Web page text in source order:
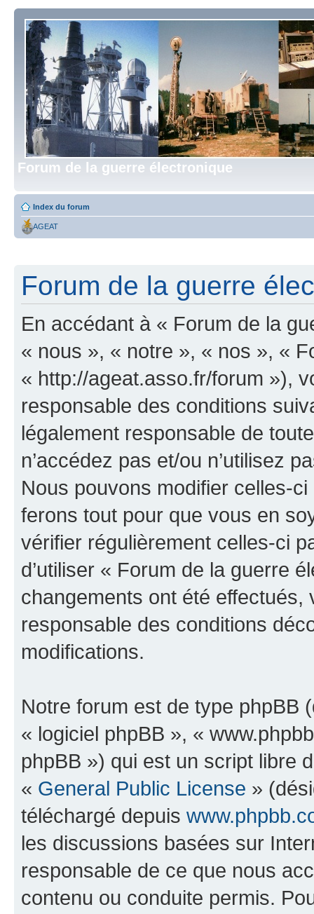
Forum de la guerre électronique
Index du forum
AGEAT
Forum de la guerre
En accédant à « Forum de la
« nous », « notre », « nos », «
« http://ageat.asso.fr/forum »),
responsable des conditions
légalement responsable de
n’accédez pas et/ou n’utilisez
Nous pouvons modifier celles-
ferons tout pour que vous en
vérifier régulièrement celles-ci
d’utiliser « Forum de la guerre
changements ont été effectués,
responsable des conditions
modifications.
Notre forum est de type phpBB
« logiciel phpBB », «
phpBB ») qui est un script libre
« General Public License »
téléchargé depuis
les discussions basées sur
responsable de ce que nous
contenu ou conduite permis.